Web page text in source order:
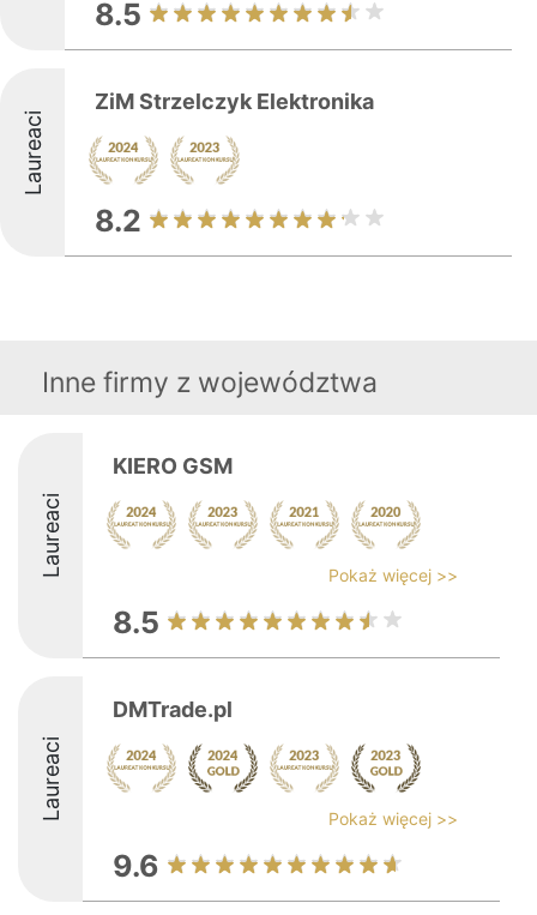
8.5
Laureaci
ZiM Strzelczyk Elektronika
8.2
Inne firmy z województwa
Laureaci
KIERO GSM
Pokaż więcej >>
8.5
Laureaci
DMTrade.pl
Pokaż więcej >>
9.6